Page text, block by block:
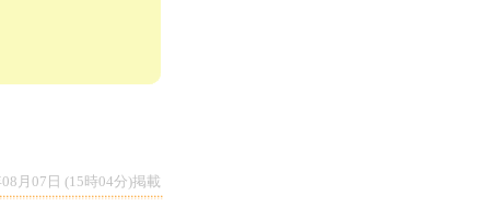
月07日 (15時04分)掲載